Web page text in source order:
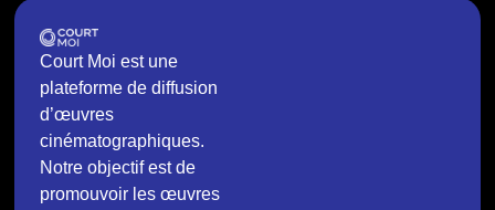
Court Moi est une
plateforme de diffusion
d’œuvres
cinématographiques.
Notre objectif est de
promouvoir les œuvres